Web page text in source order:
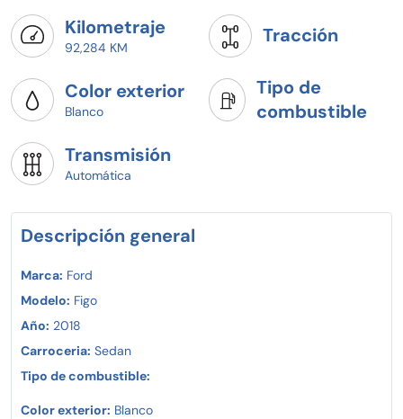
Kilometraje
92,284 KM
Tracción
Color exterior
Blanco
Tipo de
combustible
Transmisión
Automática
Descripción general
Marca: Ford
Modelo: Figo
Año: 2018
Carroceria: Sedan
Tipo de combustible:
Color exterior: Blanco